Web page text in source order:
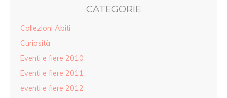
CATEGORIE
Collezioni Abiti
Curiosità
Eventi e fiere 2010
Eventi e fiere 2011
eventi e fiere 2012